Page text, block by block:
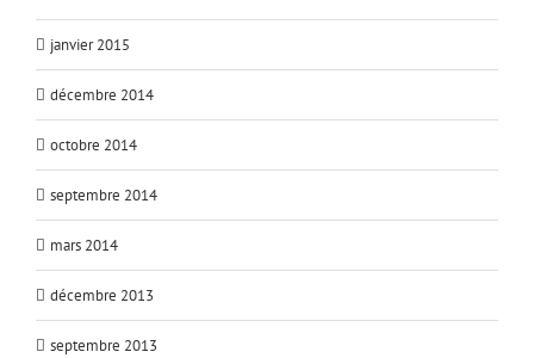
janvier 2015
décembre 2014
octobre 2014
septembre 2014
mars 2014
décembre 2013
septembre 2013